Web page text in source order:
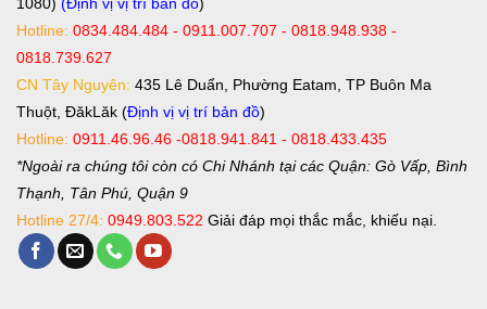
Hotline: 0834.484.484 - 0911.007.707 - 0818.948.938 -
0818.739.627
CN Tây Nguyên: 435 Lê Duẩn, Phường Eatam, TP Buôn Ma
Thuột, ĐăkLăk (Định vị vị trí bản đồ)
Hotline: 0911.46.96.46 -0818.941.841 - 0818.433.435
*Ngoài ra chúng tôi còn có Chi Nhánh tại các Quận: Gò Vấp, Bình
Thạnh, Tân Phú, Quận 9
Hotline 27/4: 0949.803.522 Giải đáp mọi thắc mắc, khiếu nại.